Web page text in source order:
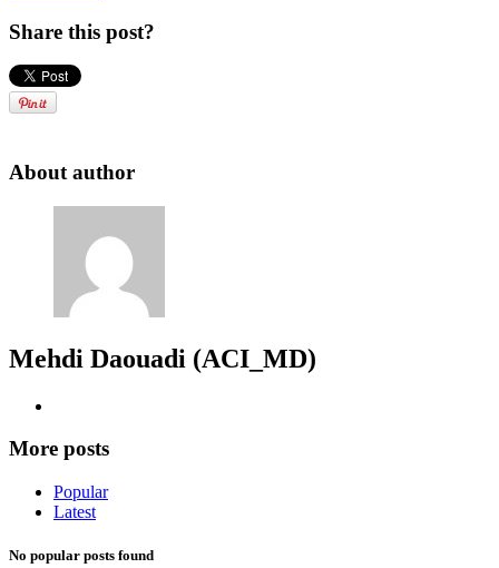
Share this post?
About author
Mehdi Daouadi (ACI_MD)
More posts
Popular
Latest
No popular posts found